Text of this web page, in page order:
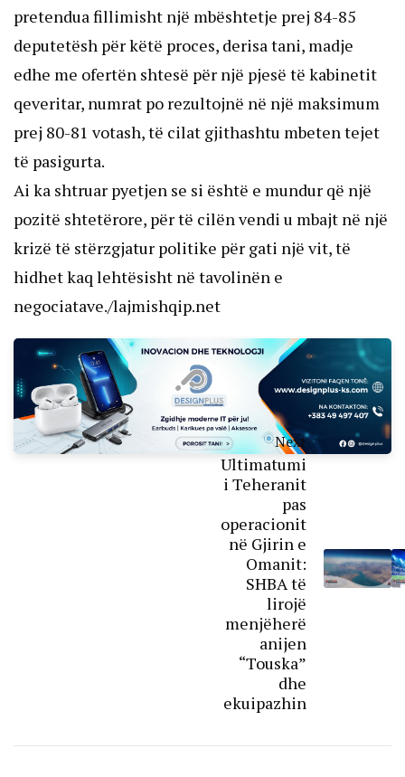
pretendua fillimisht një mbështetje prej 84-85
deputetësh për këtë proces, derisa tani, madje
edhe me ofertën shtesë për një pjesë të kabinetit
qeveritar, numrat po rezultojnë në një maksimum
prej 80-81 votash, të cilat gjithashtu mbeten tejet
të pasigurta.
Ai ka shtruar pyetjen se si është e mundur që një
pozitë shtetërore, për të cilën vendi u mbajt në një
krizë të stërzgjatur politike për gati një vit, të
hidhet kaq lehtësisht në tavolinën e
negociatave./lajmishqip.net
Next
Ultimatumi
i Teheranit
pas
operacionit
në Gjirin e
Omanit:
SHBA të
lirojë
menjëherë
anijen
“Touska”
dhe
ekuipazhin